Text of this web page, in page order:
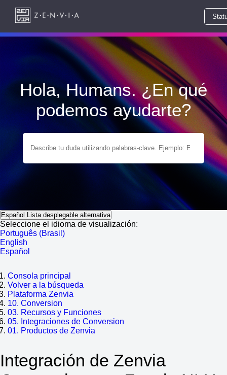
Hola, Humans. ¿En qué
podemos ayudarte?
Español Lista desplegable alternativa
Seleccione el idioma de visualización:
Português (Brasil)
English
Español
Consola principal
Volver a la búsqueda
Plataforma Zenvia
10. Conversion
03. Recursos y Funciones
05. Integraciones de Conversion
01. Productos de Zenvia
Integración de Zenvia